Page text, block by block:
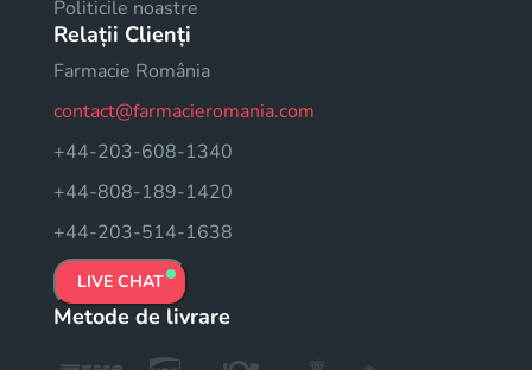
Politicile noastre
Relații Clienți
Farmacie România
contact@farmacieromania.com
+44-203-608-1340
+44-808-189-1420
+44-203-514-1638
LIVE CHAT
Metode de livrare